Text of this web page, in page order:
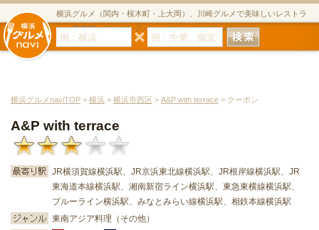
横浜グルメ（関内・桜木町・上大岡）、川崎グルメで美味しいレストラ
ン・居酒屋・ダイニングバー・スイーツのグルメサイト
横浜グルメnaviTOP > 横浜 > 横浜市西区 > A&P with terrace > クーポン
A&P with terrace
JR横須賀線横浜駅、JR京浜東北線横浜駅、JR根岸線横浜駅、JR
東海道本線横浜駅、湘南新宿ライン横浜駅、東急東横線横浜駅、
ブルーライン横浜駅、みなとみらい線横浜駅、相鉄本線横浜駅
東南アジア料理（その他）